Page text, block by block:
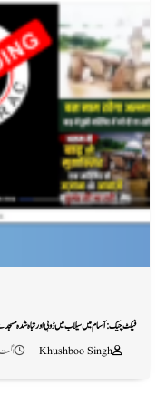
فیکٹ چیک: آسام میں سیلاب میں ڈوبی اور تباہ شدہ
Khushboo Singh
اگست 5, 2026